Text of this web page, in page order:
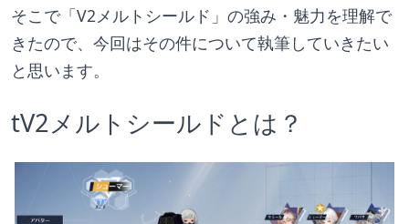
そこで「V2メルトシールド」の強み・魅力を理解で
きたので、今回はその件について執筆していきたい
と思います。
tV2メルトシールドとは？